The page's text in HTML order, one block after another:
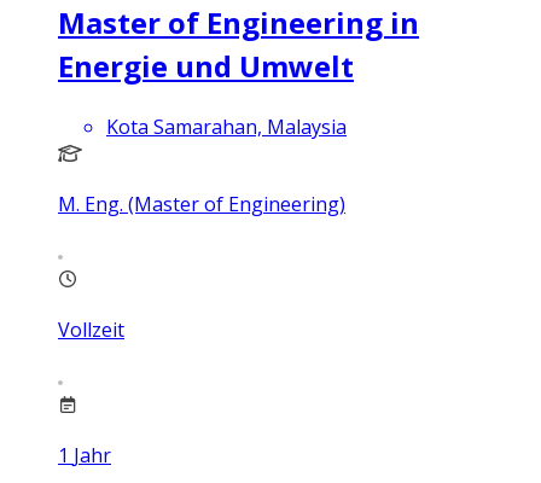
Master of Engineering in
Energie und Umwelt
Kota Samarahan, Malaysia
M. Eng. (Master of Engineering)
Vollzeit
1 Jahr